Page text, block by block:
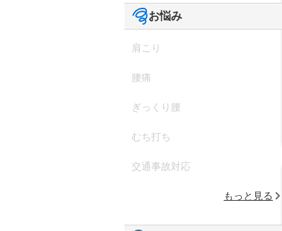
お悩み
肩こり
腰痛
ぎっくり腰
むち打ち
交通事故対応
もっと見る